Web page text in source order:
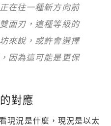
在往一種新方向前
面刃，這種等級的
來說，或許會選擇
因為這可能是更保
對應
現況是什麼，現況是以太